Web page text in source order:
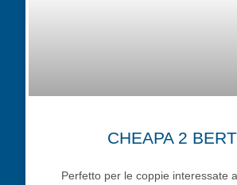
CHEAPA 2
Perfetto per le coppie interessate